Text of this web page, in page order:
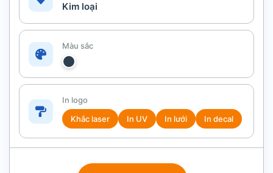
Kim loại
Màu sắc
In logo
Khắc laser
In UV In lưới In decal